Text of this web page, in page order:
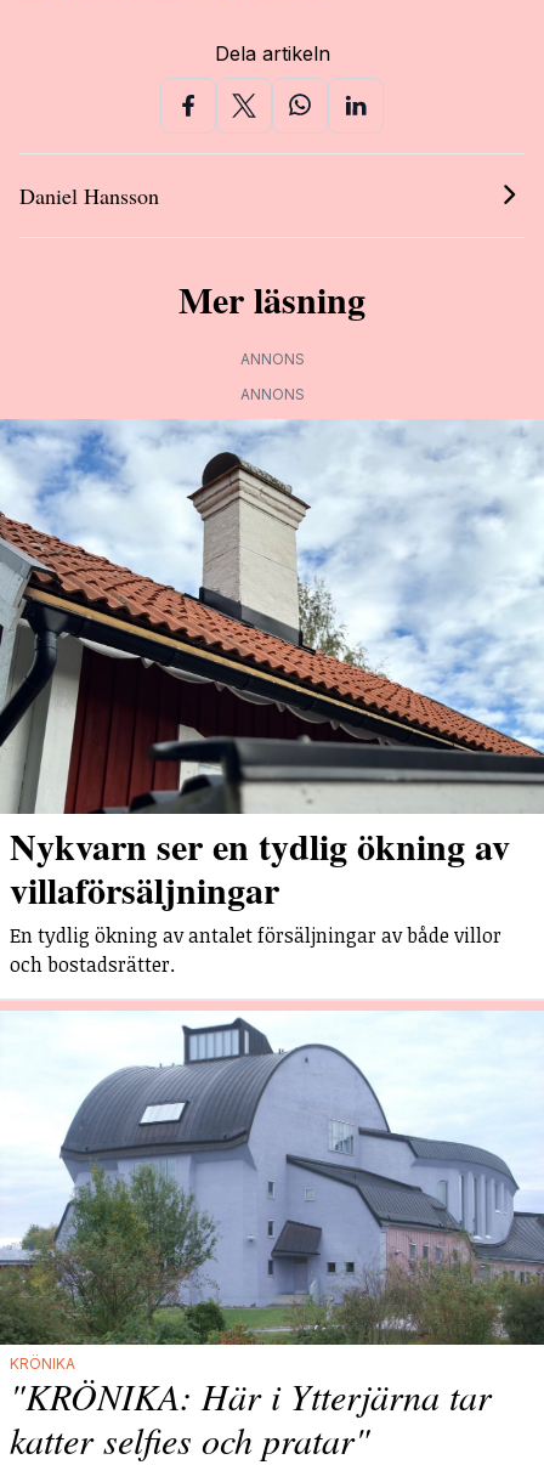
Dela artikeln
Daniel Hansson
Mer läsning
ANNONS
ANNONS
Nykvarn ser en tydlig ökning av
villaförsäljningar
En tydlig ökning av antalet försäljningar av både villor
och bostadsrätter.
KRÖNIKA
"KRÖNIKA: Här i Ytterjärna tar
katter selfies och pratar"